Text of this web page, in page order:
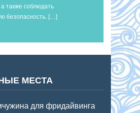
также соблюдать
безопасность. […]
МЕСТА
для фридайвинга